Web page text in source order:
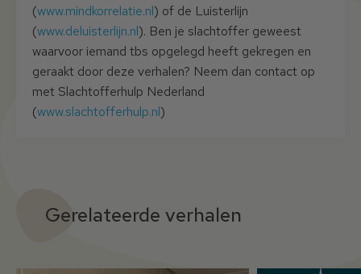
(www.mindkorrelatie.nl) of de Luisterlijn
(www.deluisterlijn.nl). Ben je slachtoffer geweest
waarvoor iemand tbs opgelegd heeft gekregen en
geraakt door deze verhalen? Neem dan contact op
met Slachtofferhulp Nederland
(www.slachtofferhulp.nl)
Gerelateerde verhalen